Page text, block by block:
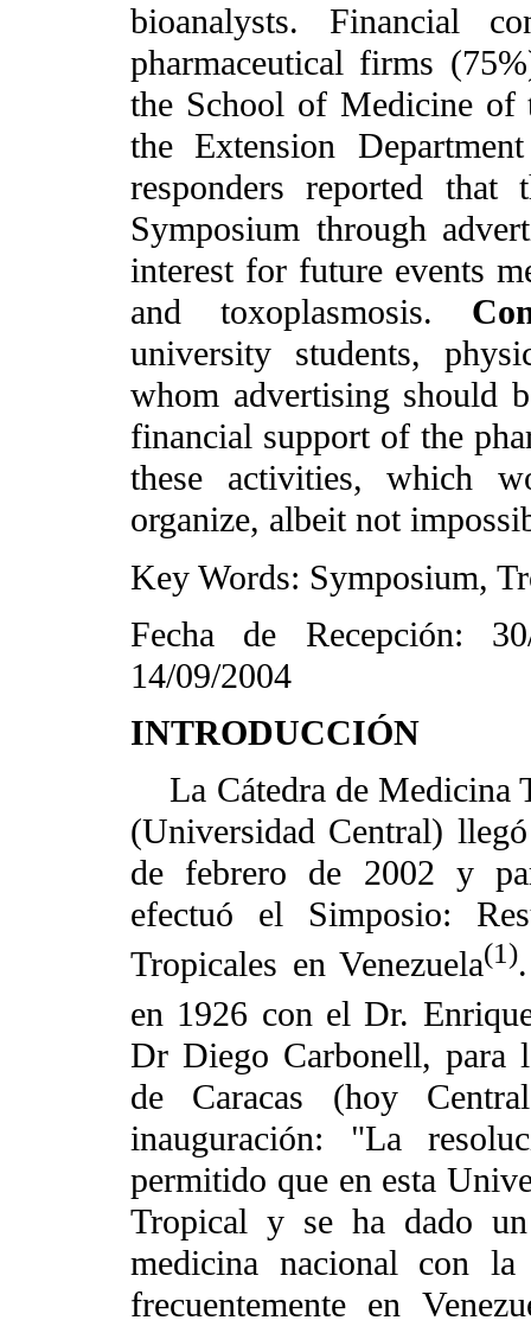
bioanalysts. Financial
pharmaceutical firms
the School of Medicine of
the Extension
responders reported
Symposium through
interest for future events
and toxoplasmosis.
university students,
whom advertising should
financial support of the
these activities, which
organize, albeit not
Key Words: Symposium,
Fecha de Recepción:
14/09/2004
INTRODUCCIÓN
La Cátedra de Medicina
(Universidad Central)
de febrero de 2002 y
efectuó el Simposio:
Tropicales en Venezuela(1)
en 1926 con el Dr.
Dr Diego Carbonell, para
de Caracas (hoy
inauguración: "La
permitido que en esta
Tropical y se ha dado
medicina nacional con
frecuentemente en